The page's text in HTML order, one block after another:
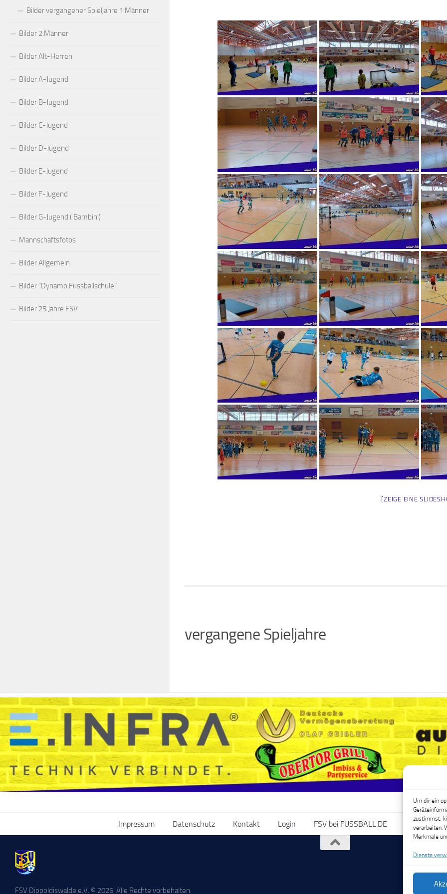
Um dir ein
zustimmst,
verarbeiten.
Merkmale
Dienste
[ZEIGE EINE
vergangene Spieljahre
Bilder vergangener Spieljahre 1.Männer
Bilder 2.Männer
Bilder Alt-Herren
Bilder A-Jugend
Bilder B-Jugend
Bilder C-Jugend
Bilder D-Jugend
Bilder E-Jugend
Bilder F-Jugend
Bilder G-Jugend ( Bambini)
Mannschaftsfotos
Bilder Allgemein
Bilder “Dynamo Fussballschule”
Bilder 25 Jahre FSV
Impressum Datenschutz Kontakt Login FSV bei FUSSBALL.DE FSV bei
FSV Dippoldiswalde e.V. © 2026. Alle Rechte vorbehalten.